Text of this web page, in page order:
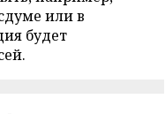
или в
будет